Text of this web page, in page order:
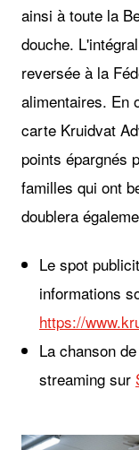
ainsi à toute la
douche.
reversée à la
alimentaires. En
carte Kruidvat
points épargnés
familles qui ont
doublera
Le spot
informations
https://
La chanson
streaming sur